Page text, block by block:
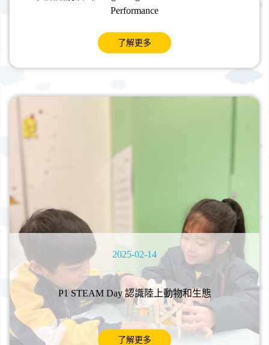
Performance
了解更多
2025-02-14
P1 STEAM Day 認識陸上動物和生態
了解更多